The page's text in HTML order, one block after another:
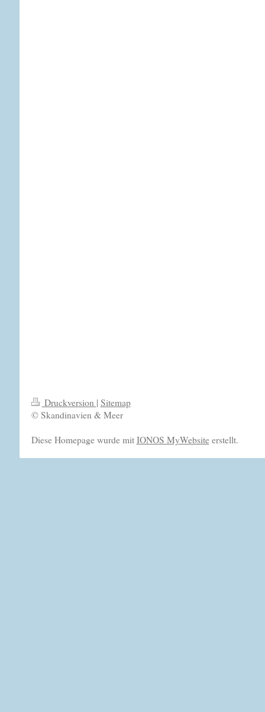
Druckversion | Sitemap
© Skandinavien & Meer
Diese Homepage wurde mit IONOS MyWebsiteerstellt.